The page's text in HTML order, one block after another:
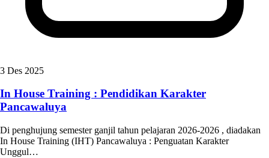
3 Des 2025
In House Training : Pendidikan Karakter
Pancawaluya
Di penghujung semester ganjil tahun pelajaran 2026-2026 , diadakan
In House Training (IHT) Pancawaluya : Penguatan Karakter
Unggul…